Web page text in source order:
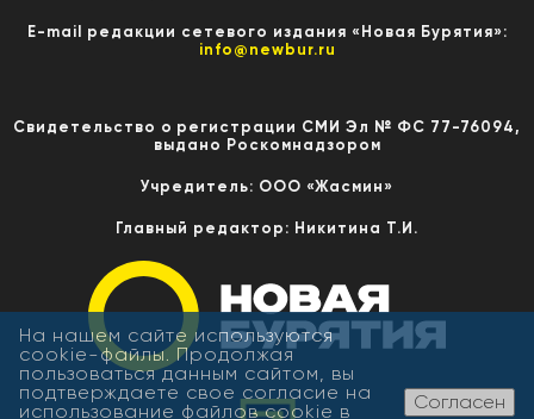
E-mail редакции сетевого издания «Новая Бурятия»:
info@newbur.ru
Свидетельство о регистрации СМИ Эл № ФС 77-76094,
выдано Роскомнадзором
Учредитель: ООО «Жасмин»
Главный редактор: Никитина Т.И.
На нашем сайте используются
cookie-файлы. Продолжая
пользоваться данным сайтом, вы
подтверждаете свое согласие на
использование файлов cookie в
Согласен